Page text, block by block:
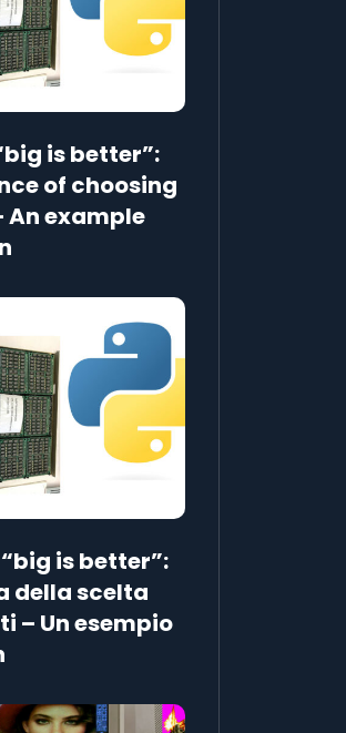
is better”:
of choosing
An example
is better”:
della scelta
– Un esempio